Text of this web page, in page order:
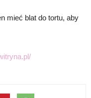
mieć blat do tortu, aby